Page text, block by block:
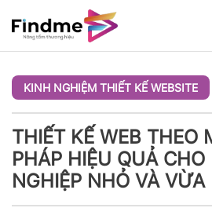
qua
nội
KINH NGHIỆM THIẾT KẾ WEBSITE
THIẾT KẾ WEB THEO
PHÁP HIỆU QUẢ CHO
NGHIỆP NHỎ VÀ VỪA